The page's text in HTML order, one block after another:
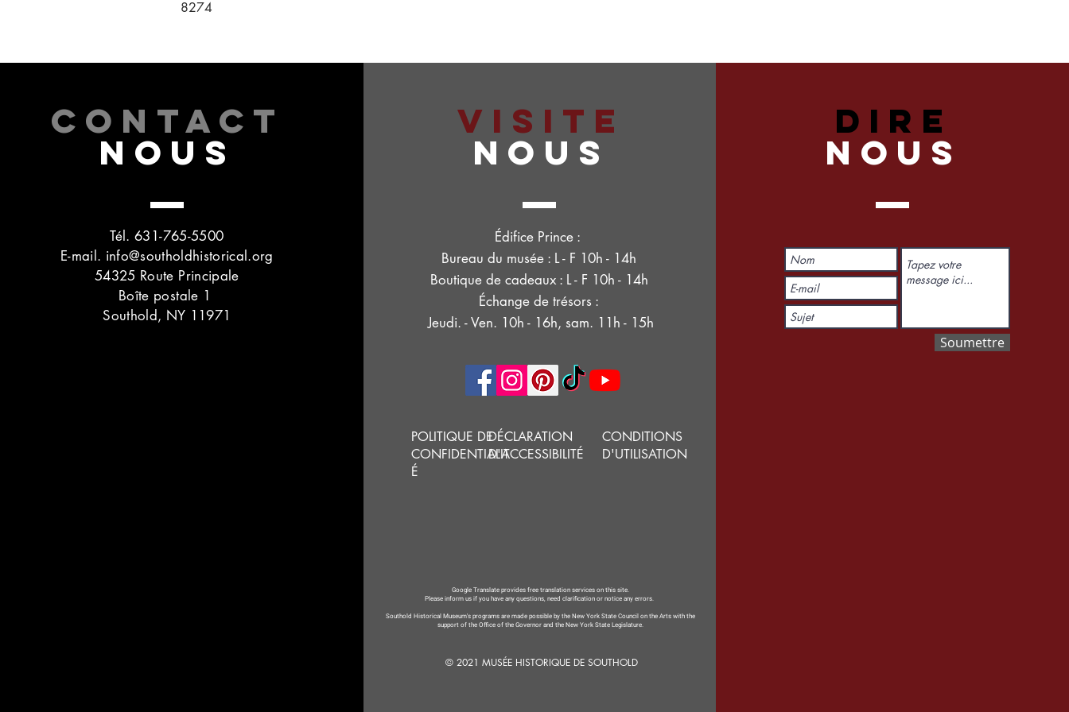
8274
CONTACT
NOUS
Tél. 631-765-5500
E-mail. info@southoldhistorical.org
54325 Route Principale
Boîte postale 1
Southold, NY 11971
VISITE
NOUS
Édifice Prince :
Bureau du musée : L - F 10h - 14h
Boutique de cadeaux : L - F 10h - 14h
Échange de trésors :
Jeudi. - Ven. 10h - 16h, sam. 11h - 15h
POLITIQUE DE
CONFIDENTIALIT
É
DÉCLARATION
D'ACCESSIBILITÉ
CONDITIONS
D'UTILISATION
Google Translate provides free translation services on this site.
Please inform us if you have any questions, need clarification or notice any errors.
Southold Historical Museum's programs are made possible by the New York State Council on the Arts with the
support of the Office of the Governor and the New York State Legislature.
© 2021 MUSÉE HISTORIQUE DE SOUTHOLD
DIRE
NOUS
Soumettre